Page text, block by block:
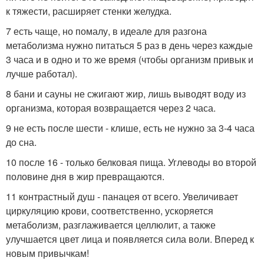
к тяжести, расширяет стенки желудка.
7 есть чаще, но помалу, в идеале для разгона
метаболизма нужно питаться 5 раз в день через каждые
3 часа и в одно и то же время (чтобы организм привык и
лучше работал).
8 бани и сауны не сжигают жир, лишь выводят воду из
организма, которая возвращается через 2 часа.
9 не есть после шести - клише, есть не нужно за 3-4 часа
до сна.
10 после 16 - только белковая пища. Углеводы во второй
половине дня в жир превращаются.
11 контрастный душ - панацея от всего. Увеличивает
циркуляцию крови, соответственно, ускоряется
метаболизм, разглаживается целлюлит, а также
улучшается цвет лица и появляется сила воли. Вперед к
новым привычкам!